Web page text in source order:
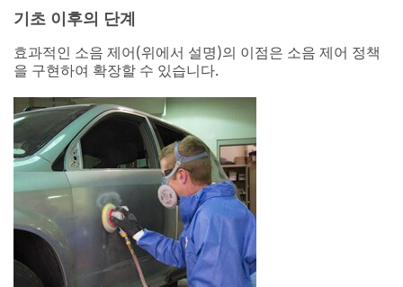
직원의 TWA 노출이 NIOSH 권장 노출 수준(REL)인 85dBA
이하로 감소되면, 소음으로 인한 청력 상실을 예방할 수 있
습니다. 소음 제어는 고용주가 REL 미만으로 유지하는 데 도
움이 될 수 있습니다. 설계 단계에서 소음이 적은 도구와 프
로세스를 지정하면, 장기 구매 및 약정이 이루어진 후 고용
주가 값비싼 소음 제어를 피하는 데 도움이 될 수 있습니다.
소음 제어의 이점
청력 상실 위험 축소
청력 검사, 개인 보호 장비 및 근로자 보상의 장기 비용
절감 이러한 절감 효과는 다양한 기계 및 장비에 적용됩
니다.